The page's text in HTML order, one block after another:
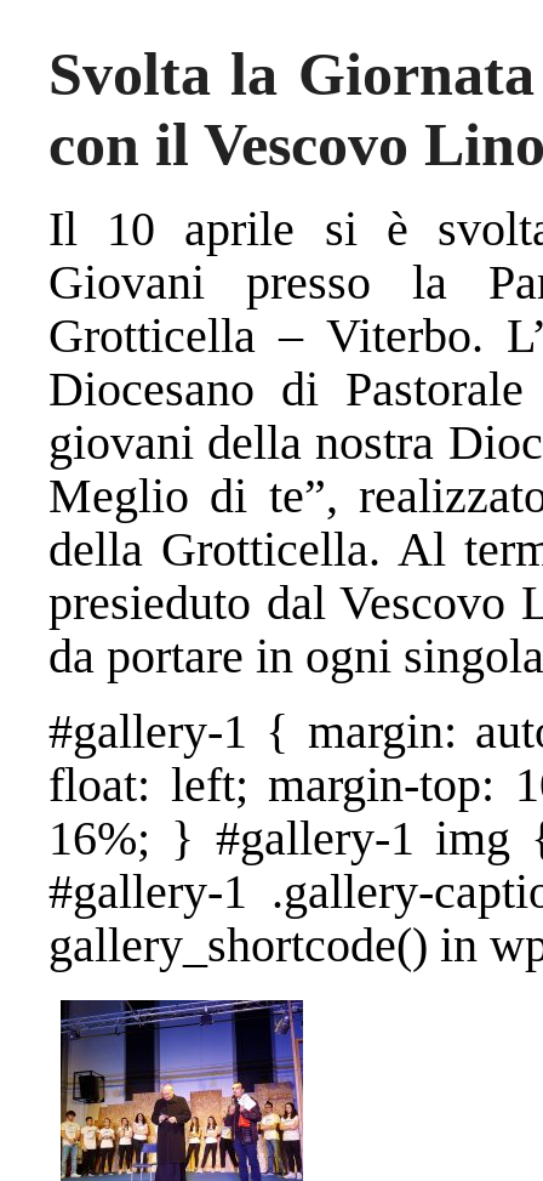
Svolta la
con il Vescovo
Il 10 aprile si è
Giovani presso la
Grotticella – Viterbo.
Diocesano di
giovani della nostra
Meglio di te”,
della Grotticella. Al
presieduto dal Vescovo
da portare in ogni
#gallery-1 { margin:
float: left; margin-top:
16%; } #gallery-1
#gallery-1 .gallery-
gallery_shortcode() in